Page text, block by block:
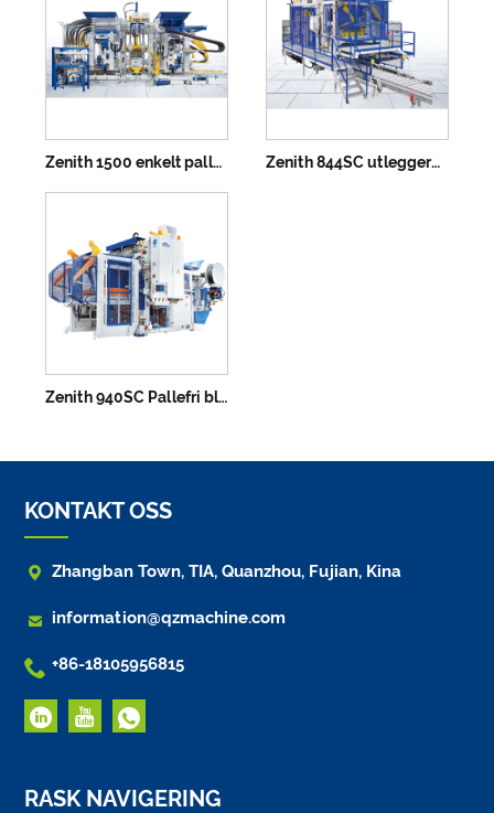
Zenith 1500 enkelt palleblokkmaskin Zenith 844SC utleggerblokkmaskin
Zenith 940SC Pallefri blokkmaskin
KONTAKT OSS
 Zhangban Town, TIA, Quanzhou, Fujian, Kina
 information@qzmachine.com
 +86-18105956815
RASK NAVIGERING